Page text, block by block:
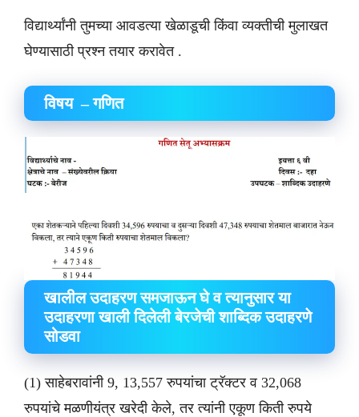
विद्यार्थ्यांनी तुमच्या आवडत्या खेळाडूची किंवा व्यक्तीची मुलाखत
घेण्यासाठी प्रश्न तयार करावेत .
विषय – गणित
खालील उदाहरण समजाऊन घे व त्यानुसार या
उदाहरणा खाली दिलेली बेरजेची शाब्दिक उदाहरणे
सोडवा
(1) साहेबरावांनी 9, 13,557 रुपयांचा ट्रॅक्टर व 32,068
रुपयांचे मळणीयंत्र खरेदी केले, तर त्यांनी एकूण किती रुपये